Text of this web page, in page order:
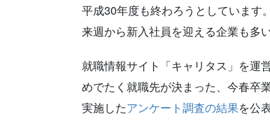
平成30年度も終わろうとしています。
来週から新入社員を迎える企業も多
就職情報サイト「キャリタス」を運
めでたく就職先が決まった、今春卒
実施したアンケート調査の結果を公